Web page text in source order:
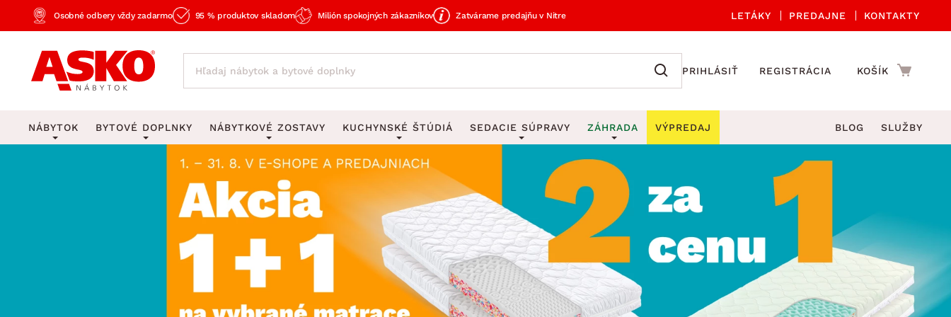
Osobné odbery vždy zadarmo 95 % produktov skladom Milión spokojných zákazníkov Zatvárame predajňu v Nitre LETÁKY PREDAJNE KONTAKTY
PRIHLÁSIŤ REGISTRÁCIA KOŠÍK
NÁBYTOK BYTOVÉ DOPLNKY
OSVETLENIE
Stolové lampy a lampičky
Stropné osvetlenie
Lustre a závesné svietidlá
Stojacie lampy
Zobrazit vše
DEKORÁCIE
Obrazy
Zrkadlá
Hodiny
Vázy
Zobrazit vše
UKLADANIE A ORGANIZÁCIA
Vešiaky na kľúče
Stojany na dáždniky
Stojany na noviny
Stojany na oblečenie
Zobrazit vše
DROBNÉ BYTOVÉ DOPLNKY
Kuchynské príslušenstvo
Záhradné doplnky
NÁBYTKOVÉ ZOSTAVY
Obývacie zostavy
Spálňové zostavy
Kuchynské zostavy
Predsieňové zostavy
KUCHYNSKÉ ŠTÚDIÁ SEDACIE SÚPRAVY
Sedacie súpravy do U
Rohové sedacie súpravy
Sedacie súpravy 3-2-1
Sedacie súpravy na mieru
ZÁHRADA
Záhradné stoličky a kreslá
Záhradné stoly
Záhradné hojdačky
Záhradné lehátka
VÝPREDAJ BLOG SLUŽBY